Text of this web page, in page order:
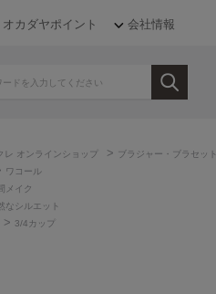
オカダヤポイント 会社情報
レ オンラインショップ > ブラジャー・ブラセット
ワコール
メイク
なシルエット
> 3/4カップ